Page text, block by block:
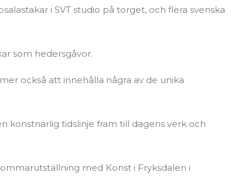
i SVT studio på torget, och flera svenska
som hedersgåvor.
också att innehålla några av de unika
konstnärlig tidslinje fram till dagens verk och
med Konst i Fryksdalen i